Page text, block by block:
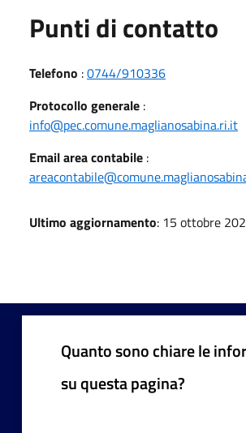
Punti di contatto
Telefono :0744/910336
Protocollo generale :
info@pec.comune.maglianosabina.ri.it
Email area contabile :
Ultimo aggiornamento: 15 ottobre
Quanto sono chiare le
su questa pagina?